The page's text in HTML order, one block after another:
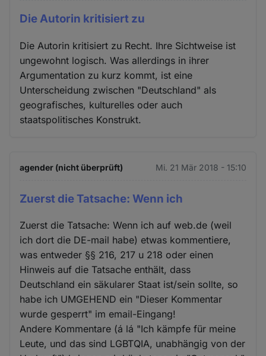
Die Autorin kritisiert zu
Die Autorin kritisiert zu Recht. Ihre Sichtweise ist
ungewohnt logisch. Was allerdings in ihrer
Argumentation zu kurz kommt, ist eine
Unterscheidung zwischen "Deutschland" als
geografisches, kulturelles oder auch
staatspolitisches Konstrukt.
agender (nicht überprüft) Mi. 21 Mär 2018 - 15:10
Zuerst die Tatsache: Wenn ich
Zuerst die Tatsache: Wenn ich auf web.de (weil
ich dort die DE-mail habe) etwas kommentiere,
was entweder §§ 216, 217 u 218 oder einen
Hinweis auf die Tatsache enthält, dass
Deutschland ein säkularer Staat ist/sein sollte, so
habe ich UMGEHEND ein "Dieser Kommentar
wurde gesperrt" im email-Eingang!
Andere Kommentare (á lá "Ich kämpfe für meine
Leute, und das sind LGBTQIA, unabhängig von der